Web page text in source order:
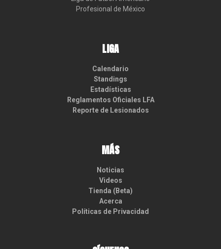
Profesional de México
LIGA
Calendario
Standings
Estadísticas
Reglamentos Oficiales LFA
Reporte de Lesionados
MÁS
Noticias
Videos
Tienda (Beta)
Acerca
Políticas de Privacidad